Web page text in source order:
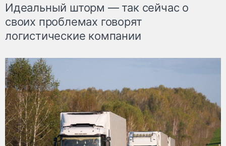
Идеальный шторм — так сейчас о
своих проблемах говорят
логистические компании